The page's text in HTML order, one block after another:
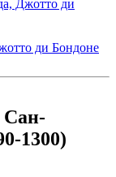
Сан-
1300)